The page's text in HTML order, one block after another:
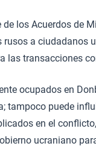
los Acuerdos de
a ciudadanos
las transacciones
ocupados en
tampoco puede
en el
ucraniano